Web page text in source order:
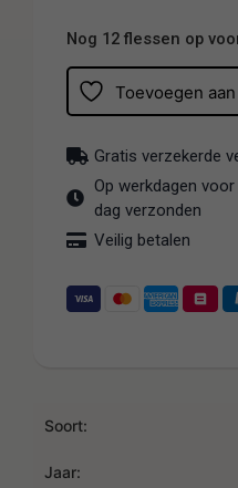
Nog 12 flessen op
Toevoegen
Gratis verzekerde
Op werkdagen
dag verzonden
Veilig betalen
Soort:
Jaar: